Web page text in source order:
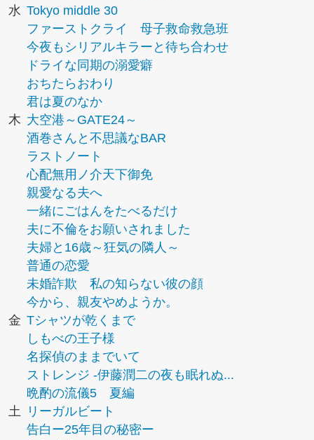
水 Tokyo middle 30
ファーストクライ 母子救命救急班
今夜もシリアルキラーと待ち合わせ
ドライな同期の溺愛癖
おちたらおわり
君は夏のなか
木 大空港～GATE24～
酒巻さんと不思議なBAR
ラストノート
心配無用ノ介天下御免
親愛なる夫へ
一緒にごはんをたべるだけ
夫に不倫をお願いされました
夫婦と16歳～狂気の隣人～
普通の恋愛
未婚詐欺 私の知らない彼の顔
今から、親友やめようか。
金 Tシャツが乾くまで
しもべの王子様
名探偵のままでいて
ストレンジ -伊藤潤二の夜も眠れぬ...
晩酌の流儀5 夏編
土
リーガルビート
告白ー25年目の秘密ー